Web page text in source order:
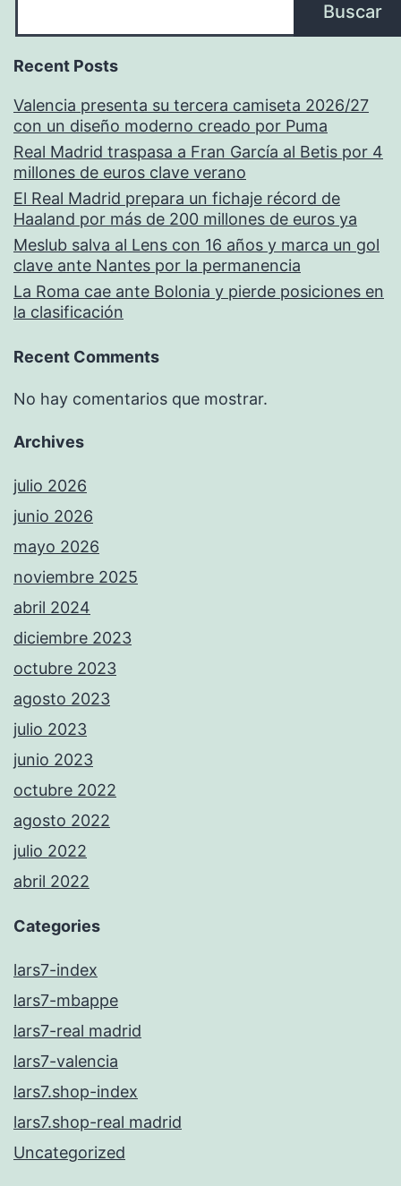
Buscar
Recent Posts
Valencia presenta su tercera camiseta 2026/27
con un diseño moderno creado por Puma
Real Madrid traspasa a Fran García al Betis por 4
millones de euros clave verano
El Real Madrid prepara un fichaje récord de
Haaland por más de 200 millones de euros ya
Meslub salva al Lens con 16 años y marca un gol
clave ante Nantes por la permanencia
La Roma cae ante Bolonia y pierde posiciones en
la clasificación
Recent Comments
No hay comentarios que mostrar.
Archives
julio 2026
junio 2026
mayo 2026
noviembre 2025
abril 2024
diciembre 2023
octubre 2023
agosto 2023
julio 2023
junio 2023
octubre 2022
agosto 2022
julio 2022
abril 2022
Categories
lars7-index
lars7-mbappe
lars7-real madrid
lars7-valencia
lars7.shop-index
lars7.shop-real madrid
Uncategorized